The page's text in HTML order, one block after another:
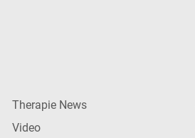
Therapie News
Video